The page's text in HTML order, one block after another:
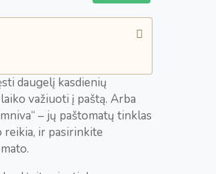
daugelį kasdienių
važiuoti į paštą. Arba
– jų paštomatų tinklas
reikia, ir pasirinkite